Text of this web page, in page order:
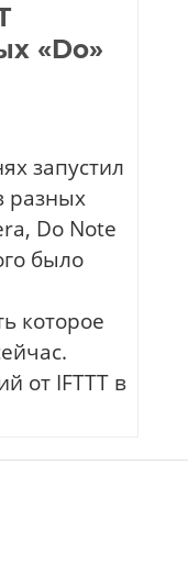
«Do»
запустил
разных
Do Note
было
которое
от IFTTT в